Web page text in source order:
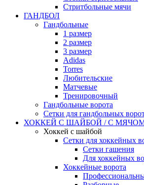
Стритбольные мячи
ГАНДБОЛ
Гандбольные
1 размер
2 размер
3 размер
Adidas
Torres
Любительские
Матчевые
Тренировочный
Гандбольные ворота
Сетки для гандбольных
ХОККЕЙ С ШАЙБОЙ / С
Хоккей с шайбой
Сетки для хоккейных
Сетки гашения
Для хоккейных
Хоккейные ворота